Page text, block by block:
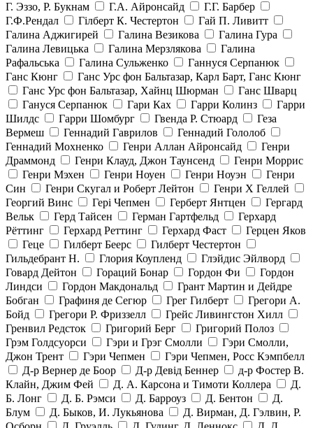
Г. Эззо, Р. Букнам
Г.А. Айронсайд
Г.Г. Барбер
Г.Ф.Рендал
Гілберт К. Честертон
Гай П. Ливитт
Галина Аджигирей
Галина Везикова
Галина Гура
Галина Левицька
Галина Мерзлякова
Галина
Рафальська
Галина Сульженко
Ганнуся Серпанюк
Ганс Кюнг
Ганс Урс фон Бальтазар, Карл Барт, Ганс Кюнг
Ганс Урс фон Бальтазар, Хайнц Шюрман
Ганс Шварц
Гануся Серпанюк
Гари Ках Гарри Колинз
Гарри
Шилдс
Гарри Шомбург Гвенда Р. Стюард
Геза
Вермеш
Геннадий Гаврилов
Геннадий Гололоб
Геннадий Мохненко
Генри Аллан Айронсайд
Генри
Драммонд
Генри Клауд, Джон Таунсенд
Генри Моррис
Генри Мэхен
Генри Ноуен Генри Ноуэн
Генри
Син
Генри Скугал и Роберт Лейтон
Генри Х Геллей
Георгий Винс
Гері Чепмен Герберт Янтцен
Гергард
Вельк
Герд Тайсен Герман Гартфельд
Герхард
Рёттинг
Герхард Реттинг Герхард Фаст
Герцен Яков
Геце
Гилберт Беерс
Гилберт Честертон
Гильдебрант Н.
Глория Коупленд
Глэйдис Эйлворд
Говард Дейтон
Гораций Бонар Гордон Фи
Гордон
Линдси
Гордон Макдональд
Грант Мартин и Дейдре
Бобган
Графиня де Сегюр Грег Гилберт
Грегори А.
Бойд
Грегори Р. Фриззелл
Грейс Ливингстон Хилл
Гренвил Редсток
Григорий Берг
Григорий Полоз
Грэм Голдсуорси
Гэри и Грэг Смолли
Гэри Смолли,
Джон Трент
Гэри Чепмен
Гэри Чепмен, Росс Кэмпбелл
Д-р Вернер де Боор
Д-р Девід Беннер
д-р Фостер В.
Клайн, Джим Фей
Д. А. Карсона и Тимоти Коллера
Д.
Б. Лонг
Д. Б. Рэмси Д. Барроуз Д. Бентон
Д.
Блум
Д. Быков, И. Лукьянова
Д. Вирман, Д. Гэлвин, Р.